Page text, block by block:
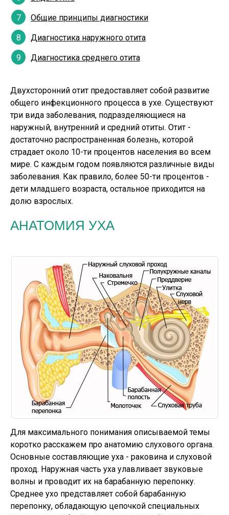
Общие принципы диагностики
Диагностика наружного отита
Диагностика среднего отита
Двухсторонний отит предоставляет собой развитие
общего инфекционного процесса в ухе. Существуют
три вида заболевания, подразделяющиеся на
наружный, внутренний и средний отиты. Отит -
достаточно распространенная болезнь, которой
страдает около 10-ти процентов населения во всем
мире. С каждым годом появляются различные виды
заболевания. Как правило, более 50-ти процентов -
дети младшего возраста, остальное приходится на
долю взрослых.
АНАТОМИЯ УХА
Для максимального понимания описываемой темы
коротко расскажем про анатомию слухового органа.
Основные составляющие уха - раковина и слуховой
проход. Наружная часть уха улавливает звуковые
волны и проводит их на барабанную перепонку.
Среднее ухо представляет собой барабанную
перепонку, обладающую цепочкой специальных